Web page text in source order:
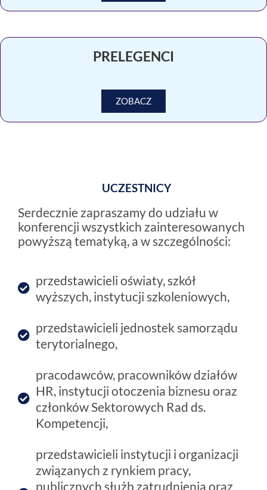
PRELEGENCI
ZOBACZ
UCZESTNICY
Serdecznie zapraszamy do udziału w
konferencji wszystkich zainteresowanych
powyższą tematyką, a w szczególności:
przedstawicieli oświaty, szkół
wyższych, instytucji szkoleniowych,
przedstawicieli jednostek samorządu
terytorialnego,
pracodawców, pracowników działów
HR, instytucji otoczenia biznesu oraz
członków Sektorowych Rad ds.
Kompetencji,
przedstawicieli instytucji i organizacji
związanych z rynkiem pracy,
publicznych służb zatrudnienia oraz